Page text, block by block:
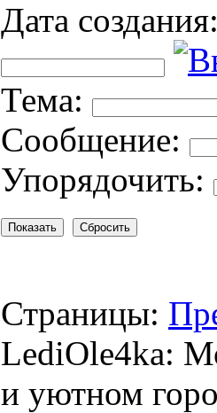
Дата
Тема:
Cooбщение:
Упорядочить:
Страницы:
LediOle4ka:
и уютном